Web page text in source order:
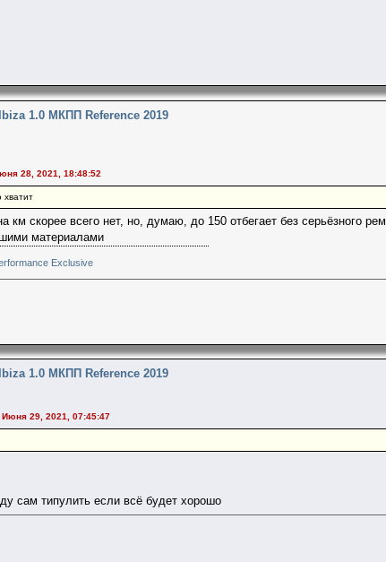
1.0 МКПП Reference 2019
28, 2021, 18:48:52
хватит
км скорее всего нет, но, думаю, до 150 отбегает без серьёзного
материалами
Exclusive
1.0 МКПП Reference 2019
Июня 29, 2021, 07:45:47
сам типулить если всё будет хорошо